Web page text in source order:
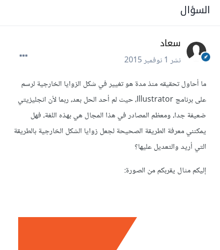
السؤال
سعاد
نشر1 نوفمبر 2015
ما أحاول تحقيقه منذ مدة هو تغيير في شكل الزوايا الخارجية لرسم
على برنامج Illustrator، حيث لم أحد الحل بعد، ربما لأن انجليزيتي
ضعيفة جدا، ومعظم المصادر في هذا المجال هي بهذه اللغة، فهل
يمكنني معرفة الطريقة الصحيحة لجعل زوايا الشكل الخارجية بالطريقة
التي أريد والتعديل عليها؟
إليكم مثال يقربكم من الصورة: